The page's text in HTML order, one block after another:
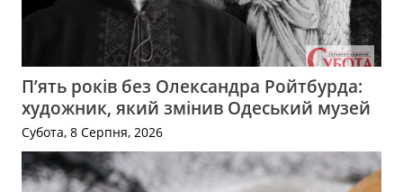
П’ять років без Олександра Ройтбурда:
художник, який змінив Одеський музей
Субота, 8 Серпня, 2026